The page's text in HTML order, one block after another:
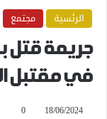
الرئسية
مجتمع
جريمة قتل
في مقتبل
18/06/2024
0